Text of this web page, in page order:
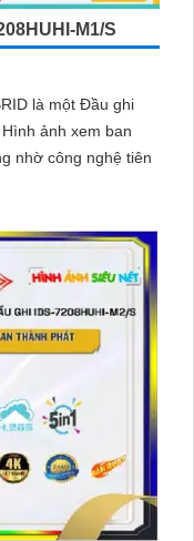
M1/S
là một Đầu ghi
nhờ công nghệ tiên